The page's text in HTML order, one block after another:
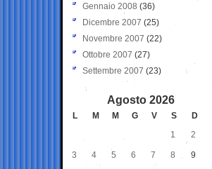
Gennaio 2008 (36)
Dicembre 2007 (25)
Novembre 2007 (22)
Ottobre 2007 (27)
Settembre 2007 (23)
Agosto 2026
L M M G V S
D
1
2
3 4 5 6 7 8 9